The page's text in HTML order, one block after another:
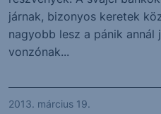
járnak, bizonyos keretek
nagyobb lesz a pánik annál
vonzónak...
2013. március 19.